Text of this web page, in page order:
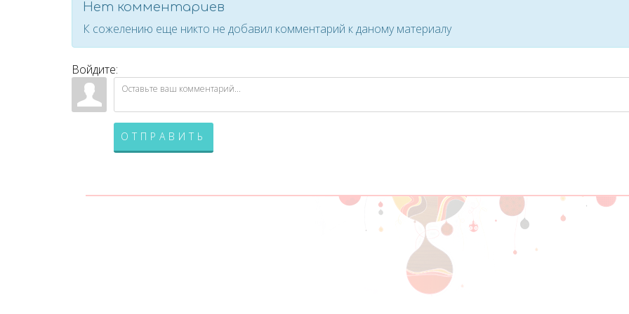
Нет комментариев
К сожелению еще никто не добавил комментарий к даному материалу
Войдите:
ОТПРАВИТЬ